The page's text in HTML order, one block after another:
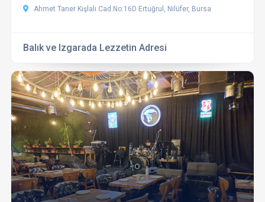
Ahmet Taner Kışlalı Cad.No:16D Ertuğrul, Nilüfer, Bursa
Balık ve Izgarada Lezzetin Adresi